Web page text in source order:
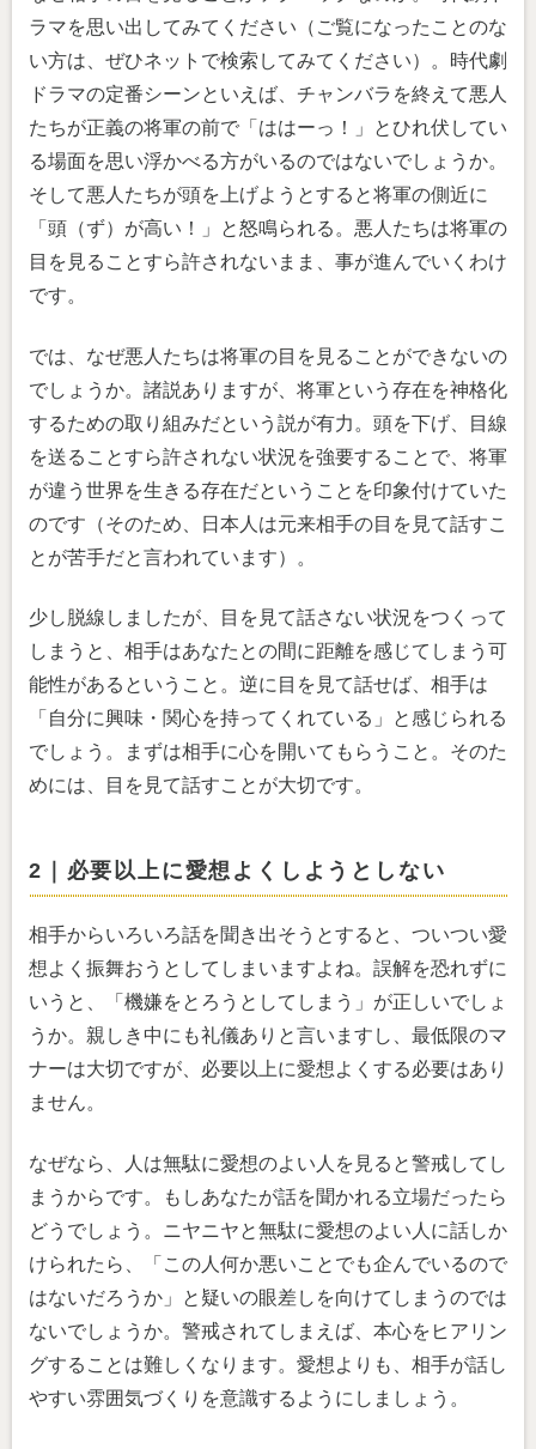
ラマを思い出してみてください（ご覧になったことのな
い方は、ぜひネットで検索してみてください）。時代劇
ドラマの定番シーンといえば、チャンバラを終えて悪人
たちが正義の将軍の前で「ははーっ！」とひれ伏してい
る場面を思い浮かべる方がいるのではないでしょうか。
そして悪人たちが頭を上げようとすると将軍の側近に
「頭（ず）が高い！」と怒鳴られる。悪人たちは将軍の
目を見ることすら許されないまま、事が進んでいくわけ
です。
では、なぜ悪人たちは将軍の目を見ることができないの
でしょうか。諸説ありますが、将軍という存在を神格化
するための取り組みだという説が有力。頭を下げ、目線
を送ることすら許されない状況を強要することで、将軍
が違う世界を生きる存在だということを印象付けていた
のです（そのため、日本人は元来相手の目を見て話すこ
とが苦手だと言われています）。
少し脱線しましたが、目を見て話さない状況をつくって
しまうと、相手はあなたとの間に距離を感じてしまう可
能性があるということ。逆に目を見て話せば、相手は
「自分に興味・関心を持ってくれている」と感じられる
でしょう。まずは相手に心を開いてもらうこと。そのた
めには、目を見て話すことが大切です。
2｜必要以上に愛想よくしようとしない
相手からいろいろ話を聞き出そうとすると、ついつい愛
想よく振舞おうとしてしまいますよね。誤解を恐れずに
いうと、「機嫌をとろうとしてしまう」が正しいでしょ
うか。親しき中にも礼儀ありと言いますし、最低限のマ
ナーは大切ですが、必要以上に愛想よくする必要はあり
ません。
なぜなら、人は無駄に愛想のよい人を見ると警戒してし
まうからです。もしあなたが話を聞かれる立場だったら
どうでしょう。ニヤニヤと無駄に愛想のよい人に話しか
けられたら、「この人何か悪いことでも企んでいるので
はないだろうか」と疑いの眼差しを向けてしまうのでは
ないでしょうか。警戒されてしまえば、本心をヒアリン
グすることは難しくなります。愛想よりも、相手が話し
やすい雰囲気づくりを意識するようにしましょう。